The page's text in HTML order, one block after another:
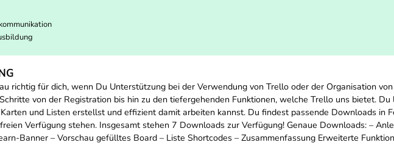
richtig für dich, wenn Du Unterstützung bei der Verwendung von Trello oder der Organisation
von der Registration bis hin zu den tiefergehenden Funktionen, welche Trello uns bietet.
und Listen erstellst und effizient damit arbeiten kannst. Du findest passende Downloads in
Verfügung stehen. Insgesamt stehen 7 Downloads zur Verfügung! Genaue Downloads: –
Banner – Vorschau gefülltes Board – Liste Shortcodes – Zusammenfassung Erweiterte